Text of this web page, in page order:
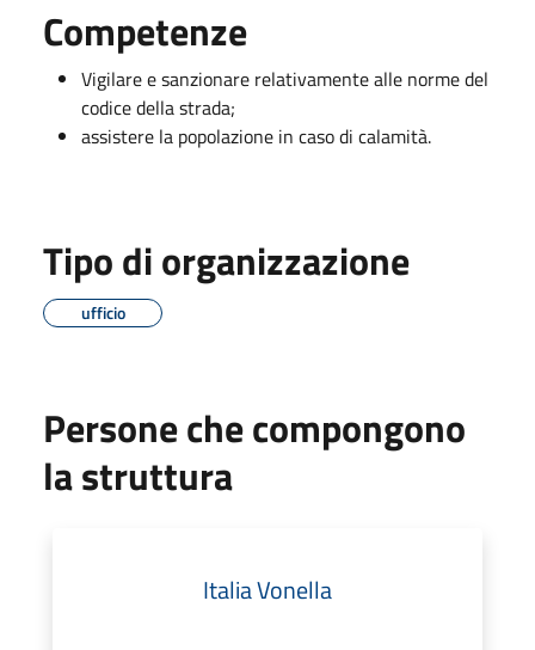
Competenze
Vigilare e sanzionare relativamente alle norme del
codice della strada;
assistere la popolazione in caso di calamità.
Tipo di organizzazione
ufficio
Persone che compongono
la struttura
Italia Vonella